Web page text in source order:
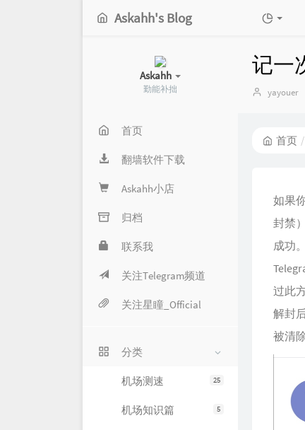
Askahh's Blog
Askahh
勤能补拙
首页
翻墙软件下载
Askahh小店
归档
联系我
关注Telegram频道
关注星瞳_Official
分类
25
机场测速
5
机场知识篇
记一
博
yayouer
首页
如果
封禁
成功
过此
解封
被清